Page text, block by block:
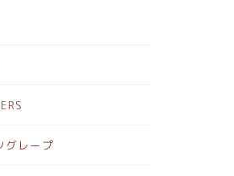
グレープ